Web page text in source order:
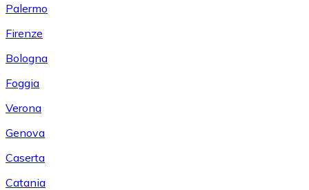
Palermo
Firenze
Bologna
Foggia
Verona
Genova
Caserta
Catania